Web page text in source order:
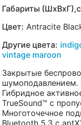
Габариты
Цвет: Antracite
Другие цвета:
vintage maroon
Закрытые
шумоподавлением.
Гибридное
TrueSound™ с
Многоточечное
Bluetooth 5.3 с